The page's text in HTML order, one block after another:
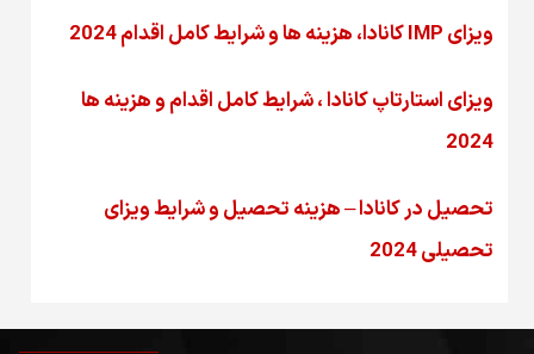
ویزای IMP کانادا، هزینه ها و شرایط کامل اقدام 2024
ویزای استارتاپ کانادا ، شرایط کامل اقدام و هزینه ها
2024
تحصیل در کانادا – هزینه‌ تحصیل و شرایط ویزای
تحصیلی 2024